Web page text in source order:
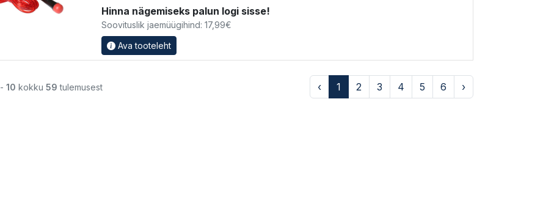
Hinna nägemiseks palun logi sisse!
Soovituslik jaemüügihind: 17,99€
Ava tooteleht
- 10 kokku 59 tulemusest ‹ 1 2 3 4 5 6 ›